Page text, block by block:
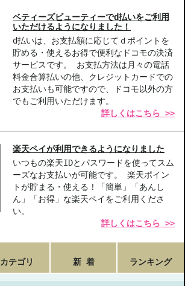
ベティーズビューティーでd払いをご利用
いただけるようになりました！
d払いは、お支払額に応じてｄポイントを
貯める・使えるお得で便利なドコモの決済
サービスです。 お支払方法は月々の電話
料金合算払いの他、クレジットカードでの
お支払いも可能ですので、ドコモ以外の方
でもご利用いただけます。
詳しくはこちら >>
楽天ペイが利用できるようになりました
いつもの楽天IDとパスワードを使ってスム
ーズなお支払いが可能です。 楽天ポイン
トが貯まる・使える！「簡単」「あんし
ん」「お得」な楽天ペイをご利用くださ
い。
詳しくはこちら >>
カテゴリ 新 着 ランキング